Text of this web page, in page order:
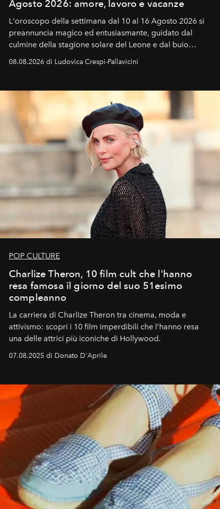
Agosto 2026: amore, lavoro e vacanze
L'oroscopo della settimana dal 10 al 16 Agosto 2026 si
preannuncia magico ed entusiasmante, guidato dal
culmine della stagione solare del Leone e dal buio
favorevole della Luna nuova in Leone del 12 agosto,
ideale per la notte delle Perseidi.
08.08.2026 di Ludovica Crespi-Pallavicini
POP CULTURE
Charlize Theron, 10 film cult che l'hanno
resa famosa il giorno del suo 51esimo
compleanno
La carriera di Charlize Theron tra cinema, moda e
attivismo: scopri i 10 film imperdibili che l’hanno resa
una delle attrici più iconiche di Hollywood.
07.08.2025 di Donato D'Aprile